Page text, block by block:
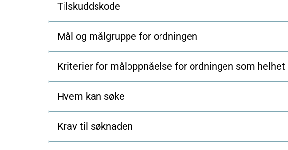
Tilskuddskode
Mål og målgruppe for ordningen
Kriterier for måloppnåelse for ordningen som helhet
Hvem kan søke
Krav til søknaden